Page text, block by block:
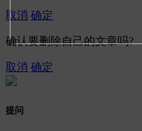
取消 确定
确认要删除自己的文章吗?
取消 确定
提问